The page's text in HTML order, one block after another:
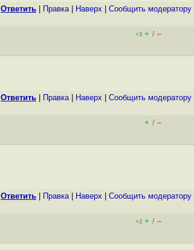
Ответить Правка| Наверх Cообщить модератору
+3 + / –
Ответить Правка| Наверх Cообщить модератору
+ / –
Ответить Правка| Наверх Cообщить модератору
+2 + / –